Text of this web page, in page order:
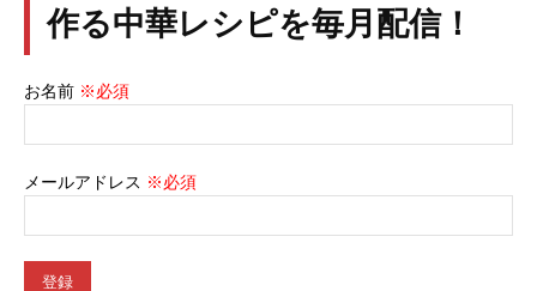
作る中華レシピを毎月配信！
お名前 ※必須
メールアドレス ※必須